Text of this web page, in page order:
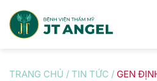
content
TRANG CHỦ / TIN TỨC / GEN